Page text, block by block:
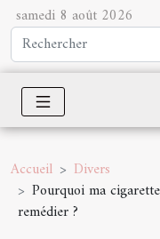
samedi 8 août 2026
Accueil
Divers
Pourquoi ma
remédier ?